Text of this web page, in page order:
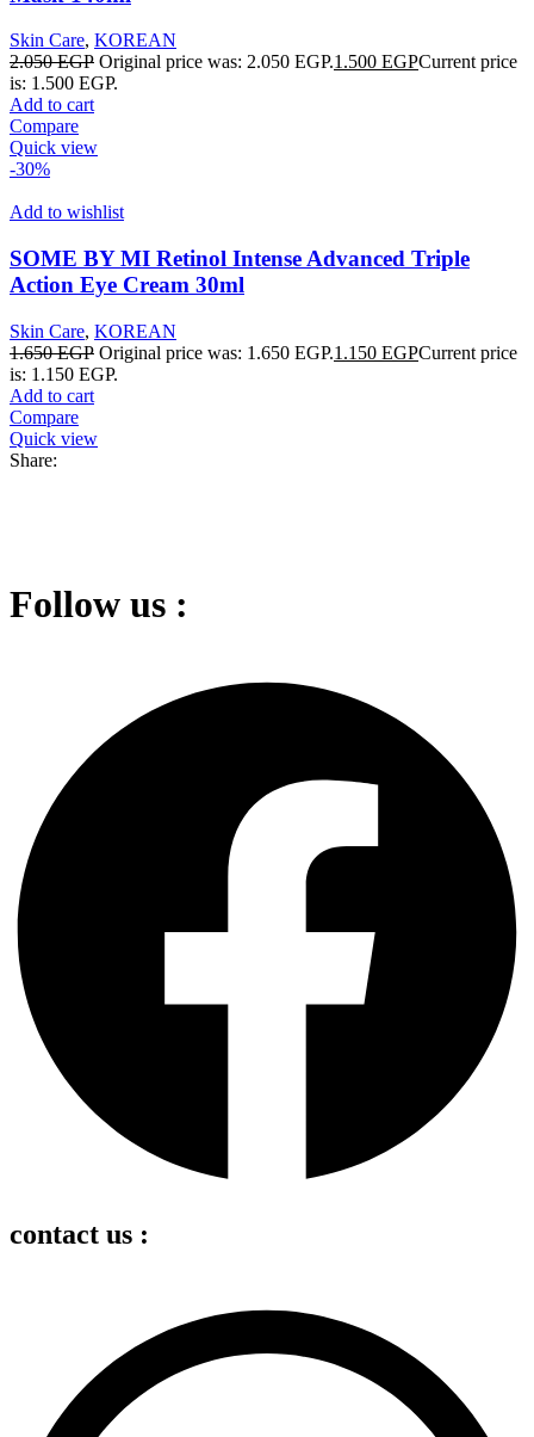
Skin Care, KOREAN
2.050EGP Original price was: 2.050 EGP.1.500 EGPCurrent price
is: 1.500 EGP.
Add to cart
Compare
Quick view
-30%
Add to wishlist
SOME BY MI Retinol Intense Advanced Triple
Action Eye Cream 30ml
Skin Care, KOREAN
1.650EGP Original price was: 1.650 EGP.1.150 EGPCurrent price
is: 1.150 EGP.
Add to cart
Compare
Quick view
Share:
Follow us :
contact us :